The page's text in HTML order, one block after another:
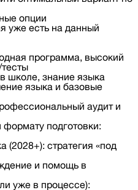
опции
уже есть на данный
программа, высокий
школе, знание языка
языка и базовые
аудит и
подготовки:
(2028+): стратегия «под
и помощь в
уже в процессе):